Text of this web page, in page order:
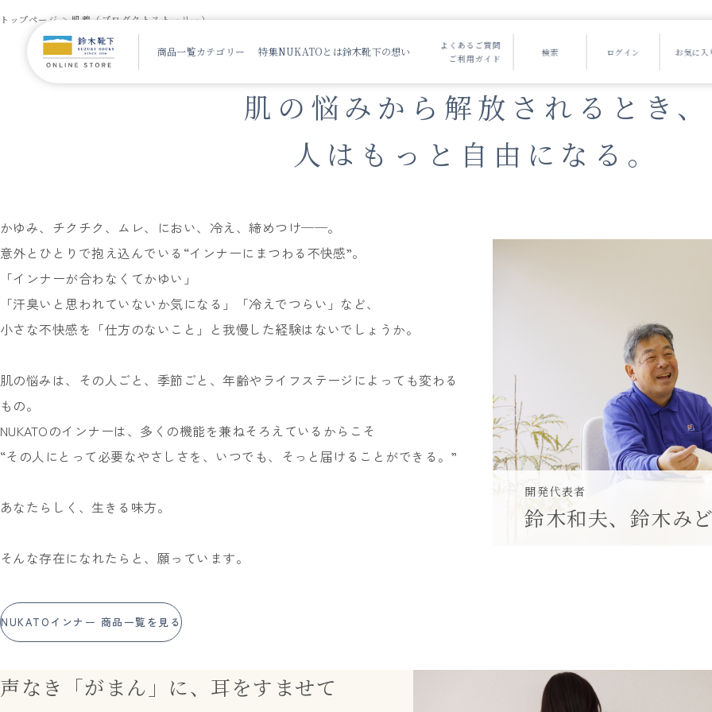
商品一覧カテゴリー 特集NUKATOとは鈴木靴下の想い
よくあるご質問
ご利用ガイド
NUKATOインナー 商品一覧
トップページ 肌着（プロダクトストーリー）
肌の悩みから 解放されるとき、
人はもっと自由になる。
かゆみ、チクチク、ムレ、におい、冷え、締めつけ──。
意外とひとりで抱え込んでいる“インナーにまつわる不快感”。
「インナーが合わなくてかゆい」
「汗臭いと思われていないか気になる」「冷えでつらい」など、
小さな不快感を「仕方のないこと」と我慢した経験はないでしょうか。
肌の悩みは、その人ごと、季節ごと、年齢やライフステージによっても変わる
もの。
NUKATOのインナーは、多くの機能を兼ねそろえているからこそ
“その人にとって必要なやさしさを、いつでも、そっと届けることができる。”
あなたらしく、生きる味方。
そんな存在になれたらと、願っています。
開発代表者
鈴木和夫、鈴木み
NUKATOインナー 商品一覧を見る
声なき「がまん」に、耳をすませて